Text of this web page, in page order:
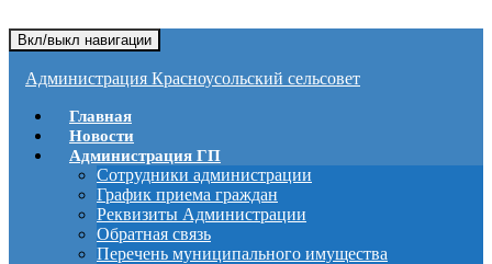
Вкл/выкл навигации
Администрация Красноусольский сельсовет
Главная
Новости
Администрация ГП
Сотрудники администрации
График приема граждан
Реквизиты Администрации
Обратная связь
Перечень муниципального имущества